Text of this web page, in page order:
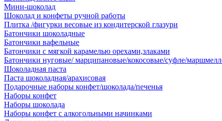
Мини-шоколад
Шоколад и конфеты ручной работы
Плитка /фигурки весовые из кондитерской глазури
Батончики шоколадные
Батончики вафельные
Батончики с мягкой карамелью орехами,злаками
Батончики нуговые/ марципановые/кокосовые/суфле/
Шоколадная паста
Паста шоколадная/арахисовая
Подарочные наборы конфет/шоколада/печенья
Наборы конфет
Наборы шоколада
Наборы конфет с алкогольными начинками